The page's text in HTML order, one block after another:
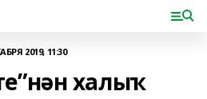
2019, 11:30
халыҡ